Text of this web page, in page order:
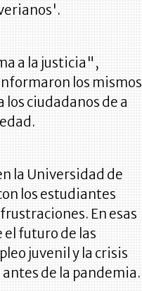
a la justicia",
los mismos
ciudadanos de a
la Universidad de
los estudiantes
En esas
futuro de las
juvenil y la crisis
de la pandemia.